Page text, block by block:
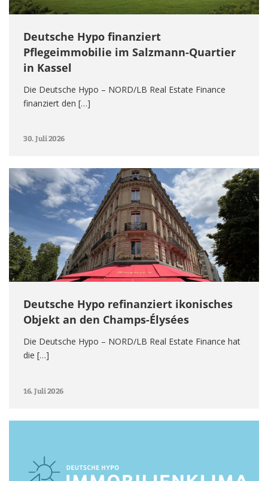
Deutsche Hypo finanziert
Pflegeimmobilie im Salzmann-Quartier
in Kassel
Die Deutsche Hypo – NORD/LB Real Estate Finance
finanziert den […]
30. Juli 2026
Deutsche Hypo refinanziert ikonisches
Objekt an den Champs-Élysées
Die Deutsche Hypo – NORD/LB Real Estate Finance hat
die […]
16. Juli 2026